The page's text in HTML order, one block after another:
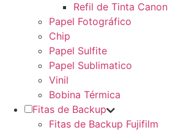
Refil de Tinta Canon
Papel Fotográfico
Chip
Papel Sulfite
Papel Sublimatico
Vinil
Bobina Térmica
Fitas de Backup
Fitas de Backup Fujifilm